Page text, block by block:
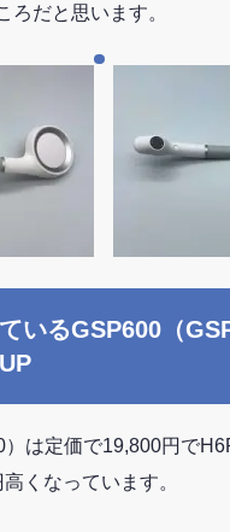
ろだと思います。
いるGSP600（
は定価で19,800円で
くなっています。